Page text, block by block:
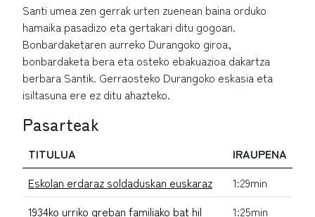
Santi umea zen gerrak urten zuenean baina orduko
hamaika pasadizo eta gertakari ditu gogoan.
Bonbardaketaren aurreko Durangoko giroa,
bonbardaketa bera eta osteko ebakuazioa dakartza
berbara Santik. Gerraosteko Durangoko eskasia eta
isiltasuna ere ez ditu ahazteko.
Pasarteak
TITULUA
IRAUPENA
Eskolan erdaraz soldaduskan euskaraz
1:29min
1934ko urriko greban familiako bat hil
1:25min